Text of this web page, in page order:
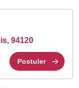
94120
Postuler